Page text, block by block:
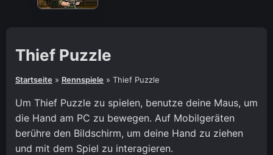
Thief Puzzle
Startseite » Rennspiele » Thief Puzzle
Um Thief Puzzle zu spielen, benutze deine Maus, um
die Hand am PC zu bewegen. Auf Mobilgeräten
berühre den Bildschirm, um deine Hand zu ziehen
und mit dem Spiel zu interagieren.